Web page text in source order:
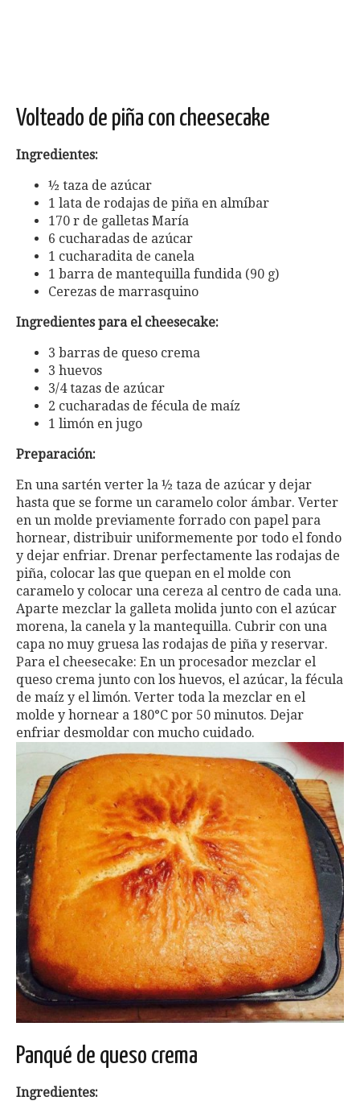
Volteado de piña con cheesecake
Ingredientes:
½ taza de azúcar
1 lata de rodajas de piña en almíbar
170 r de galletas María
6 cucharadas de azúcar
1 cucharadita de canela
1 barra de mantequilla fundida (90 g)
Cerezas de marrasquino
Ingredientes para el cheesecake:
3 barras de queso crema
3 huevos
3/4 tazas de azúcar
2 cucharadas de fécula de maíz
1 limón en jugo
Preparación:
En una sartén verter la ½ taza de azúcar y dejar
hasta que se forme un caramelo color ámbar. Verter
en un molde previamente forrado con papel para
hornear, distribuir uniformemente por todo el fondo
y dejar enfriar. Drenar perfectamente las rodajas de
piña, colocar las que quepan en el molde con
caramelo y colocar una cereza al centro de cada una.
Aparte mezclar la galleta molida junto con el azúcar
morena, la canela y la mantequilla. Cubrir con una
capa no muy gruesa las rodajas de piña y reservar.
Para el cheesecake: En un procesador mezclar el
queso crema junto con los huevos, el azúcar, la fécula
de maíz y el limón. Verter toda la mezclar en el
molde y hornear a 180°C por 50 minutos. Dejar
enfriar desmoldar con mucho cuidado.
Panqué de queso crema
Ingredientes: